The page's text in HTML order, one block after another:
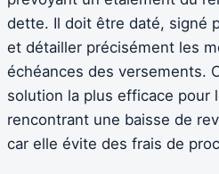
dette. Il doit être daté, signé
et détailler précisément les
échéances des versements.
solution la plus efficace pour
rencontrant une baisse de
car elle évite des frais de